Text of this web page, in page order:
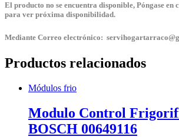
El producto no se encuentra disponible, Póngase en
para ver próxima disponibilidad.
Mediante Correo electrónico:
Productos relacionados
Módulos frio
Modulo Control
BOSCH 00649116